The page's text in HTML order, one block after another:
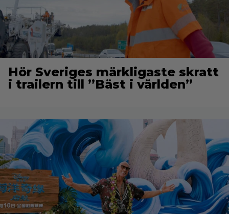
Hör Sveriges märkligaste skratt
i trailern till ”Bäst i världen”